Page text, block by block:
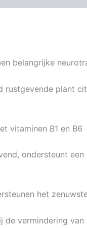
belangrijke
rustgevende plant
vitaminen B1 en B6
ondersteunt
het
de vermindering van